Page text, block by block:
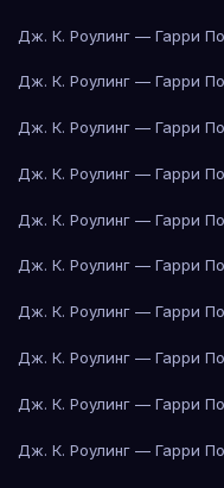
Дж. К. Роулинг — Гарри
Дж. К. Роулинг — Гарри
Дж. К. Роулинг — Гарри
Дж. К. Роулинг — Гарри
Дж. К. Роулинг — Гарри
Дж. К. Роулинг — Гарри
Дж. К. Роулинг — Гарри
Дж. К. Роулинг — Гарри
Дж. К. Роулинг — Гарри
Дж. К. Роулинг — Гарри